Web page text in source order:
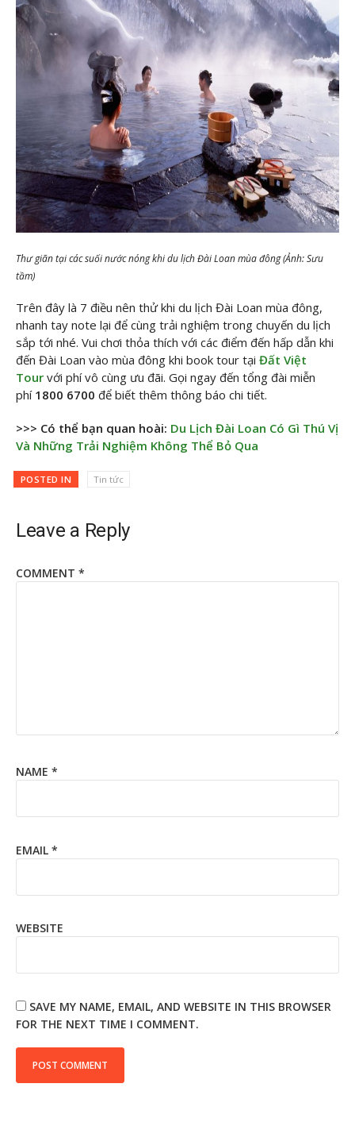
Thư giãn tại các suối nước nóng khi du lịch Đài Loan mùa đông (Ảnh: Sưu
tầm)
Trên đây là 7 điều nên thử khi du lịch Đài Loan mùa đông,
nhanh tay note lại để cùng trải nghiệm trong chuyến du lịch
sắp tới nhé. Vui chơi thỏa thích với các điểm đến hấp dẫn khi
đến Đài Loan vào mùa đông khi book tour tại Đất Việt
Tour với phí vô cùng ưu đãi. Gọi ngay đến tổng đài miễn
phí 1800 6700 để biết thêm thông báo chi tiết.
>>> Có thể bạn quan hoài: Du Lịch Đài Loan Có Gì Thú Vị
Và Những Trải Nghiệm Không Thể Bỏ Qua
POSTED IN Tin tức
Leave a Reply
COMMENT *
NAME *
EMAIL *
WEBSITE
SAVE MY NAME, EMAIL, AND WEBSITE IN THIS BROWSER
FOR THE NEXT TIME I COMMENT.